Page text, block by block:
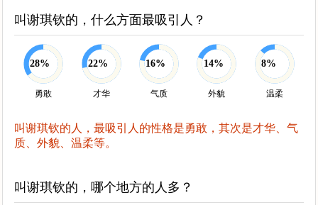
叫谢琪钦的，什么方面最吸引人？
28%
勇敢
22%
才华
16%
气质
14%
外貌
8%
温柔
叫谢琪钦的人，最吸引人的性格是勇敢，其次是才华、气
质、外貌、温柔等。
叫谢琪钦的，哪个地方的人多？